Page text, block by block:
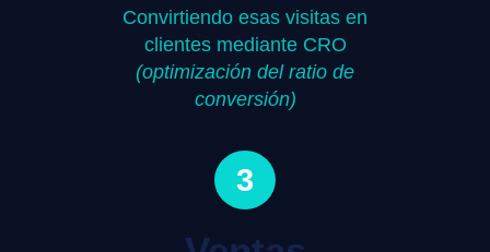
Convirtiendo esas visitas en
clientes mediante CRO
(optimización del ratio de
conversión)
3